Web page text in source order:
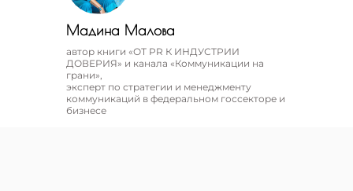
Мадина Малова
автор книги «ОТ PR К ИНДУСТРИИ
ДОВЕРИЯ» и канала «Коммуникации на
грани»,
эксперт по стратегии и менеджменту
коммуникаций в федеральном госсекторе и
бизнесе